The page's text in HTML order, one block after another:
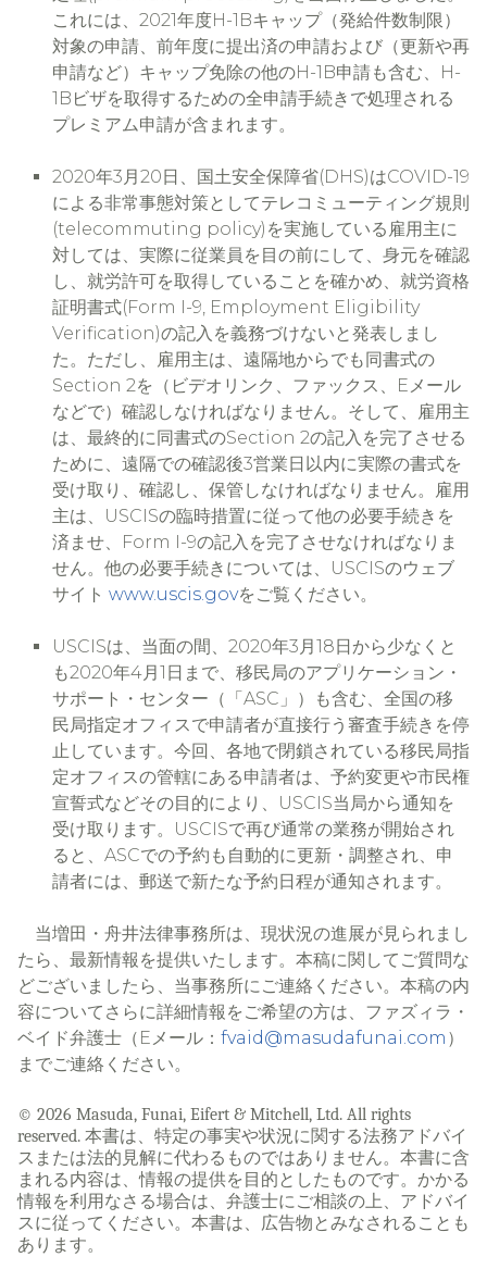
これには、2021年度H-1Bキャップ（発給件数制限）
対象の申請、前年度に提出済の申請および（更新や再
申請など）キャップ免除の他のH-1B申請も含む、H-
1Bビザを取得するための全申請手続きで処理される
プレミアム申請が含まれます。
2020年3月20日、国土安全保障省(DHS)はCOVID-19
による非常事態対策としてテレコミューティング規則
(telecommuting policy)を実施している雇用主に
対しては、実際に従業員を目の前にして、身元を確認
し、就労許可を取得していることを確かめ、就労資格
証明書式(Form I-9, Employment Eligibility
Verification)の記入を義務づけないと発表しまし
た。ただし、雇用主は、遠隔地からでも同書式の
Section 2を（ビデオリンク、ファックス、Eメール
などで）確認しなければなりません。そして、雇用主
は、最終的に同書式のSection 2の記入を完了させる
ために、遠隔での確認後3営業日以内に実際の書式を
受け取り、確認し、保管しなければなりません。雇用
主は、USCISの臨時措置に従って他の必要手続きを
済ませ、Form I-9の記入を完了させなければなりま
せん。他の必要手続きについては、USCISのウェブ
サイト www.uscis.govをご覧ください。
USCISは、当面の間、2020年3月18日から少なくと
も2020年4月1日まで、移民局のアプリケーション・
サポート・センター（「ASC」）も含む、全国の移
民局指定オフィスで申請者が直接行う審査手続きを停
止しています。今回、各地で閉鎖されている移民局指
定オフィスの管轄にある申請者は、予約変更や市民権
宣誓式などその目的により、USCIS当局から通知を
受け取ります。USCISで再び通常の業務が開始され
ると、ASCでの予約も自動的に更新・調整され、申
請者には、郵送で新たな予約日程が通知されます。
当増田・舟井法律事務所は、現状況の進展が見られまし
たら、最新情報を提供いたします。本稿に関してご質問な
どございましたら、当事務所にご連絡ください。本稿の内
容についてさらに詳細情報をご希望の方は、ファズィラ・
ベイド弁護士（Eメール： fvaid@masudafunai.com ）
までご連絡ください。
© 2026 Masuda, Funai, Eifert & Mitchell, Ltd. All rights
reserved. 本書は、特定の事実や状況に関する法務アドバイ
スまたは法的見解に代わるものではありません。本書に含
まれる内容は、情報の提供を目的としたものです。かかる
情報を利用なさる場合は、弁護士にご相談の上、アドバイ
スに従ってください。本書は、広告物とみなされることも
あります。